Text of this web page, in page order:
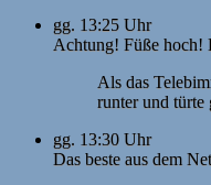
gg. 13:25 Uhr
Achtung! Füße hoch!
Als das
runter und türte
gg. 13:30 Uhr
Das beste aus dem